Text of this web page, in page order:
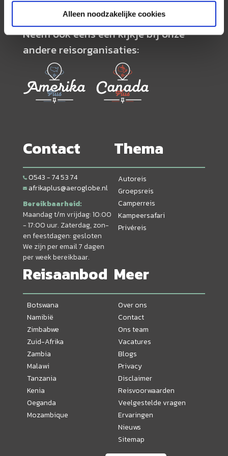
Alleen noodzakelijke cookies
Neem ook eens een kijkje bij onze
andere reisorganisaties:
Contact
0543 - 74 53 74
afrikaplus@aeroglobe.nl
Bereikbaarheid:
Maandag t/m vrijdag: 10:00
- 17:00 uur. Zaterdag, zon-
en feestdagen: gesloten
We zijn per email 7 dagen
per week bereikbaar.
Thema
Autoreis
Groepsreis
Camperreis
Kampeersafari
Privéreis
Reisaanbod
Botswana
Namibië
Zimbabwe
Zuid-Afrika
Zambia
Malawi
Tanzania
Kenia
Oeganda
Mozambique
Meer
Over ons
Contact
Ons team
Vacatures
Blogs
Privacy
Disclaimer
Reisvoorwaarden
Veelgestelde vragen
Ervaringen
Nieuws
Sitemap